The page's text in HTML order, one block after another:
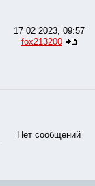
17 02 2023, 09:57
fox213200
Нет сообщений